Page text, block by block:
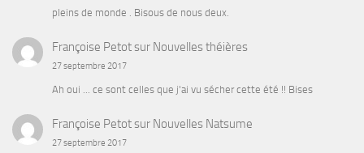
pleins de monde . Bisous de nous deux.
Françoise Petotsur Nouvelles théières
27 septembre 2017
Ah oui ... ce sont celles que j'ai vu sécher cette été !! Bises
Françoise Petotsur Nouvelles Natsume
27 septembre 2017